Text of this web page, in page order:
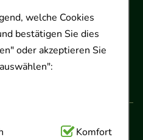
welche Cookies
bestätigen Sie dies
oder akzeptieren Sie
handelt es sich um
Komfort
Hannover
0511 89 71 80 11